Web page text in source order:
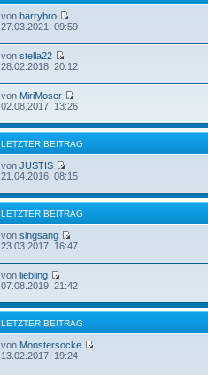
vonharrybro
27.03.2021, 09:59
vonstella22
28.02.2018, 20:12
von MiriMoser
02.08.2017, 13:26
LETZTER BEITRAG
vonJUSTIS
21.04.2016, 08:15
LETZTER BEITRAG
vonsingsang
23.03.2017, 16:47
vonliebling
07.08.2019, 21:42
LETZTER BEITRAG
von Monstersocke
13.02.2017, 19:24